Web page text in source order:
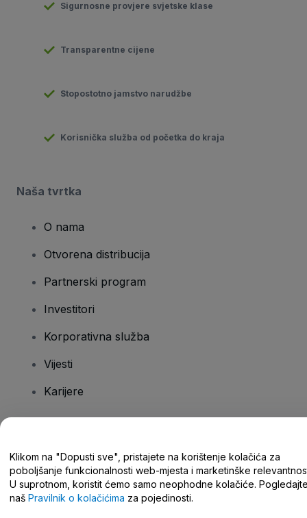
Sigurnosne provjere svjetske klase
Transparentne cijene
Stopostotno jamstvo narudžbe
Korisnička služba od početka do kraja
Naša tvrtka
O nama
Otvorena distribucija
Partnerski program
Investitori
Korporativna služba
Vijesti
Karijere
Centar za pomoć/kontaktirajte nas
Klikom na "Dopusti sve", pristajete na korištenje kolačića za
poboljšanje funkcionalnosti web-mjesta i marketinške
U suprotnom, koristit ćemo samo neophodne kolačiće.
naš Pravilnik o kolačićima za pojedinosti.